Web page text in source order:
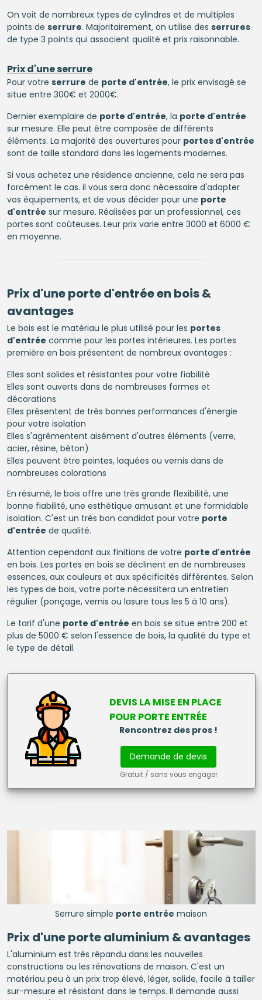
On voit de nombreux types de cylindres et de multiples
points de serrure. Majoritairement, on utilise des serrures
de type 3 points qui associent qualité et prix raisonnable.
Prix d'uneserrure
Pour votre serrure de porte d'entrée, le prix envisagé se
situe entre 300€ et 2000€.
Dernier exemplaire de porte d'entrée, la porte d'entrée
sur mesure. Elle peut être composée de différents
éléments. La majorité des ouvertures pour portes d'entrée
sont de taille standard dans les logements modernes.
Si vous achetez une résidence ancienne, cela ne sera pas
forcément le cas. il vous sera donc nécessaire d'adapter
vos équipements, et de vous décider pour une porte
d'entrée sur mesure. Réalisées par un professionnel, ces
portes sont coûteuses. Leur prix varie entre 3000 et 6000 €
en moyenne.
Prix d'uneporte d'entréeen bois &
avantages
Le bois est le matériau le plus utilisé pour les portes
d'entrée comme pour les portes intérieures. Les portes
première en bois présentent de nombreux avantages :
Elles sont solides et résistantes pour votre fiabilité
Elles sont ouverts dans de nombreuses formes et
décorations
Elles présentent de très bonnes performances d'énergie
pour votre isolation
Elles s'agrémentent aisément d'autres éléments (verre,
acier, résine, béton)
Elles peuvent être peintes, laquées ou vernis dans de
nombreuses colorations
En résumé, le bois offre une très grande flexibilité, une
bonne fiabilité, une esthétique amusant et une formidable
isolation. C'est un très bon candidat pour votre porte
d'entrée de qualité.
Attention cependant aux finitions de votre porte d'entrée
en bois. Les portes en bois se déclinent en de nombreuses
essences, aux couleurs et aux spécificités différentes. Selon
les types de bois, votre porte nécessitera un entretien
régulier (ponçage, vernis ou lasure tous les 5 à 10 ans).
Le tarif d'une porte d'entrée en bois se situe entre 200 et
plus de 5000 € selon l'essence de bois, la qualité du type et
le type de détail.
DEVIS LA MISE EN PLACE
POUR PORTE ENTRÉE
Rencontrez des pros !
Demande de devis
Gratuit / sans vous engager
Serrure simple porte entrée maison
Prix d'une porte aluminium & avantages
L'aluminium est très répandu dans les nouvelles
constructions ou les rénovations de maison. C'est un
matériau peu à un prix trop élevé, léger, solide, facile à tailler
sur-mesure et résistant dans le temps. Il demande aussi